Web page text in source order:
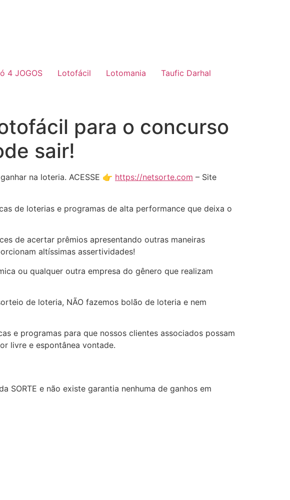
4 JOGOS Lotofácil Lotomania
Taufic Darhal
para o concurso
sair!
na loteria. ACESSE 👉 https://netsorte.com – Site
de loterias e programas de alta performance que deixa o
de acertar prêmios apresentando outras maneiras
altíssimas assertividades!
ou qualquer outra empresa do gênero que realizam
de loteria, NÃO fazemos bolão de loteria e nem
e programas para que nossos clientes associados possam
livre e espontânea vontade.
e não existe garantia nenhuma de ganhos em